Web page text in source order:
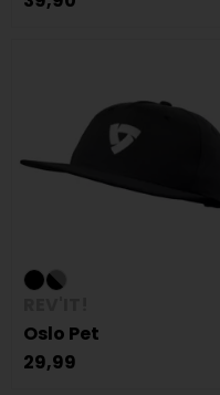
Oslo Pet
29,99